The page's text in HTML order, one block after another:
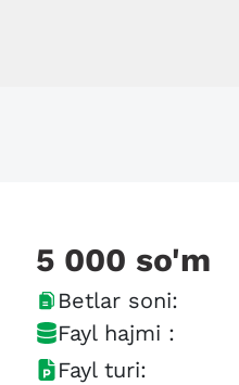
5 000 so'm
Betlar soni:
Fayl hajmi :
Fayl turi: